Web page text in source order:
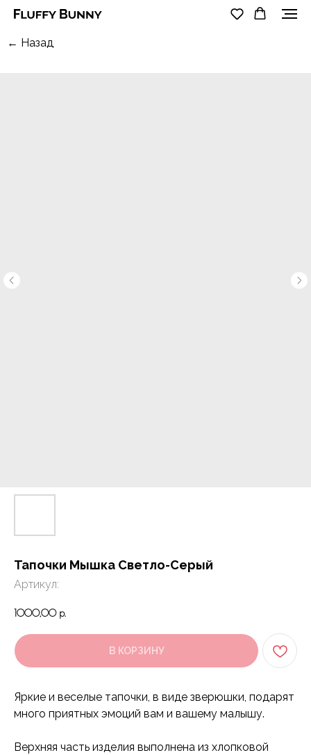
← Назад
Тапочки Мышка Светло-Серый
Артикул:
1000,00 р.
В КОРЗИНУ
Яркие и веселые тапочки, в виде зверюшки, подарят
много приятных эмоций вам и вашему малышу.
Верхняя часть изделия выполнена из хлопковой